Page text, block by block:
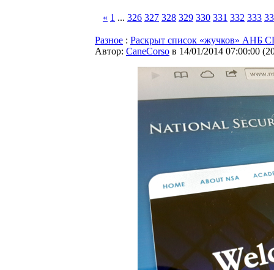
« 1 ... 326 327 328 329 330 331 332 333
Разное : Раскрыт список «жучков» АНБ
Автор: CaneCorso в 14/01/2014 07:00:00 (